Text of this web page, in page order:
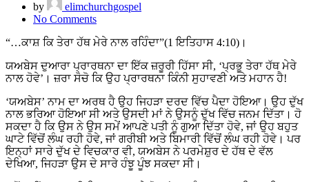
by
elimchurchgospel
No Comments
“…ਕਾਸ਼ ਕਿ ਤੇਰਾ ਹੱਥ ਮੇਰੇ ਨਾਲ ਰਹਿੰਦਾ”(1 ਇਤਿਹਾਸ 4:10)।
ਯਅਬੇਸ ਦੁਆਰਾ ਪ੍ਰਾਰਥਨਾ ਦਾ ਇੱਕ ਜ਼ਰੂਰੀ ਹਿੱਸਾ ਸੀ, ‘ਪ੍ਰਭੂ ਤੇਰਾ ਹੱਥ ਮੇਰੇ
ਨਾਲ ਹੋਵੇ’। ਜ਼ਰਾ ਸੋਚੋ ਕਿ ਉਹ ਪ੍ਰਾਰਥਨਾ ਕਿੰਨੀ ਸੁਹਾਵਣੀ ਅਤੇ ਮਹਾਨ ਹੈ!
‘ਯਅਬੇਸ’ ਨਾਮ ਦਾ ਅਰਥ ਹੈ ਉਹ ਜਿਹੜਾ ਦਰਦ ਵਿੱਚ ਪੈਦਾ ਹੋਇਆ। ਉਹ ਦੁੱਖ
ਨਾਲ ਭਰਿਆ ਹੋਇਆ ਸੀ ਅਤੇ ਉਸਦੀ ਮਾਂ ਨੇ ਉਸਨੂੰ ਦੁੱਖ ਵਿੱਚ ਜਨਮ ਦਿੱਤਾ। ਹੋ
ਸਕਦਾ ਹੈ ਕਿ ਉਸ ਨੇ ਉਸ ਸਮੇਂ ਆਪਣੇ ਪਤੀ ਨੂੰ ਗੁਆ ਦਿੱਤਾ ਹੋਵੇ, ਜਾਂ ਉਹ ਬਹੁਤ
ਘਾਟੇ ਵਿੱਚੋਂ ਲੰਘ ਰਹੀ ਹੋਵੇ, ਜਾਂ ਗਰੀਬੀ ਅਤੇ ਬਿਮਾਰੀ ਵਿੱਚੋਂ ਲੰਘ ਰਹੀ ਹੋਵੇ। ਪਰ
ਇਨ੍ਹਾਂ ਸਾਰੇ ਦੁੱਖ ਦੇ ਵਿਚਕਾਰ ਵੀ, ਯਅਬੇਸ ਨੇ ਪਰਮੇਸ਼ੁਰ ਦੇ ਹੱਥ ਦੇ ਵੱਲ
ਦੇਖਿਆ, ਜਿਹੜਾ ਉਸ ਦੇ ਸਾਰੇ ਹੰਝੂ ਪੂੰਝ ਸਕਦਾ ਸੀ।